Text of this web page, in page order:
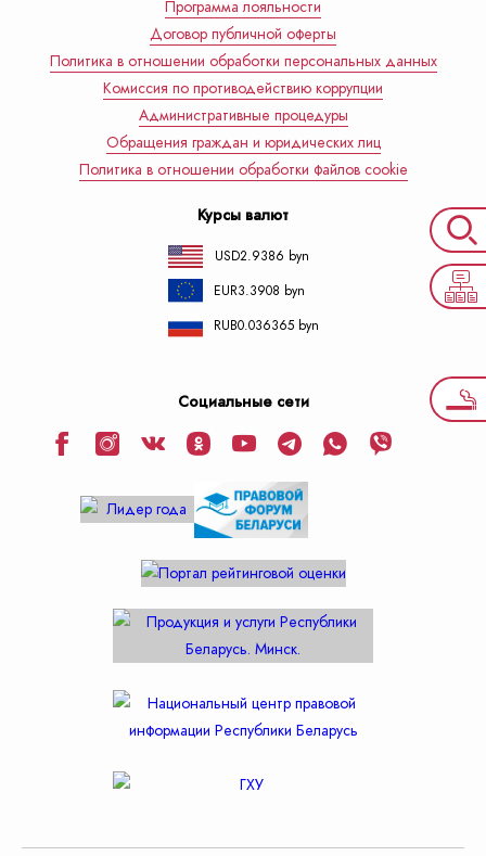
Программа лояльности
Договор публичной оферты
Политика в отношении обработки персональных данных
Комиссия по противодействию коррупции
Административные процедуры
Обращения граждан и юридических лиц
Политика в отношении обработки файлов cookie
Курсы валют
USD2.9386 byn
EUR3.3908 byn
RUB0.036365 byn
Социальные сети